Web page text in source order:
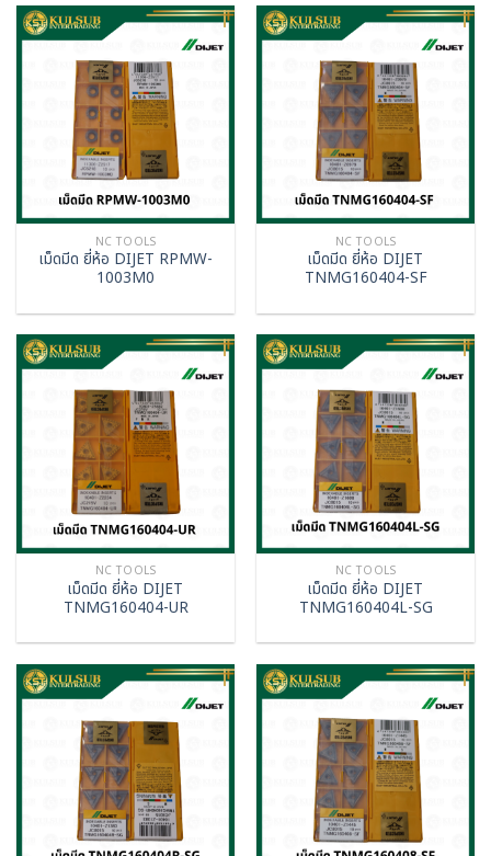
NC TOOLS
เม็ดมีด ยี่ห้อ DIJET RPMW-
1003M0
NC TOOLS
เม็ดมีด ยี่ห้อ DIJET
TNMG160404-SF
NC TOOLS
เม็ดมีด ยี่ห้อ DIJET
TNMG160404-UR
NC TOOLS
เม็ดมีด ยี่ห้อ DIJET
TNMG160404L-SG